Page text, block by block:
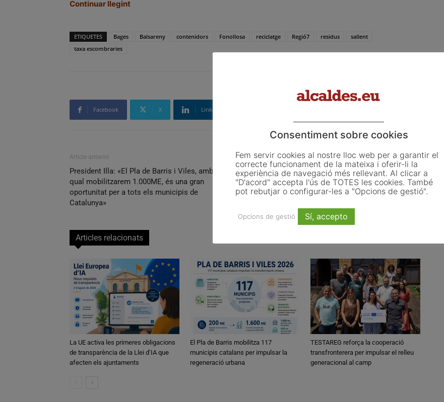
Continuar llegint
ETIQUETES Bages Balsareny contenidors Fonollosa reciclatge Regió7 residus
sallent
taxa escombraries
Facebook X Linkedin
Article anterior
President Illa: «El Pla de Barris i Viles, amb el
qual mobilitzarem 1.000ME, és una gran
oportunitat per a tots els municipis de
Catalunya»
Article següent
L’AOC reconeix Llinars del Vallès, Gavà i Parets
del Vallès com a ens capdavanters en
transformació digital i govern obert
Articles relacionats
La UE activa les primeres obligacions
de transparència de la Llei d’IA que
afecten els ajuntaments
El Pla de Barris mobilitza 117
municipis catalans per impulsar la
regeneració urbana
TESTAREG reforça la cooperació
transfronterera per impulsar el relleu
generacional al camp
Consentiment sobre cookies
Fem servir cookies al nostre lloc web per a garantir el
correcte funcionament de la mateixa i oferir-li la
experiència de navegació més rellevant. Al clicar a
"D'acord" accepta l'ús de TOTES les cookies. També
pot rebutjar o configurar-les a "Opcions de gestió".
Opcions de gestió Sí, accepto